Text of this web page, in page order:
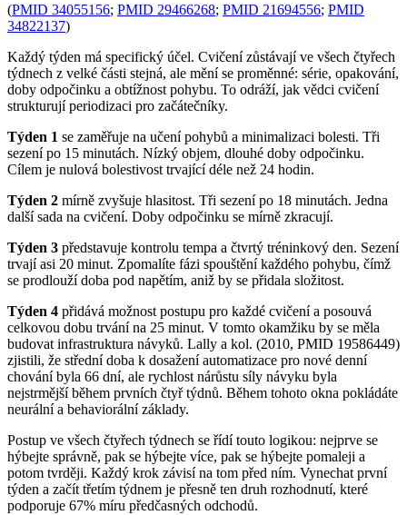
(PMID 34055156; PMID 29466268; PMID 21694556; PMID
34822137)
Každý týden má specifický účel. Cvičení zůstávají ve všech čtyřech
týdnech z velké části stejná, ale mění se proměnné: série, opakování,
doby odpočinku a obtížnost pohybu. To odráží, jak vědci cvičení
strukturují periodizaci pro začátečníky.
Týden 1 se zaměřuje na učení pohybů a minimalizaci bolesti. Tři
sezení po 15 minutách. Nízký objem, dlouhé doby odpočinku.
Cílem je nulová bolestivost trvající déle než 24 hodin.
Týden 2 mírně zvyšuje hlasitost. Tři sezení po 18 minutách. Jedna
další sada na cvičení. Doby odpočinku se mírně zkracují.
Týden 3 představuje kontrolu tempa a čtvrtý tréninkový den. Sezení
trvají asi 20 minut. Zpomalíte fázi spouštění každého pohybu, čímž
se prodlouží doba pod napětím, aniž by se přidala složitost.
Týden 4 přidává možnost postupu pro každé cvičení a posouvá
celkovou dobu trvání na 25 minut. V tomto okamžiku by se měla
budovat infrastruktura návyků. Lally a kol. (2010, PMID 19586449)
zjistili, že střední doba k dosažení automatizace pro nové denní
chování byla 66 dní, ale rychlost nárůstu síly návyku byla
nejstrmější během prvních čtyř týdnů. Během tohoto okna pokládáte
neurální a behaviorální základy.
Postup ve všech čtyřech týdnech se řídí touto logikou: nejprve se
hýbejte správně, pak se hýbejte více, pak se hýbejte pomaleji a
potom tvrději. Každý krok závisí na tom před ním. Vynechat první
týden a začít třetím týdnem je přesně ten druh rozhodnutí, které
podporuje 67% míru předčasných odchodů.